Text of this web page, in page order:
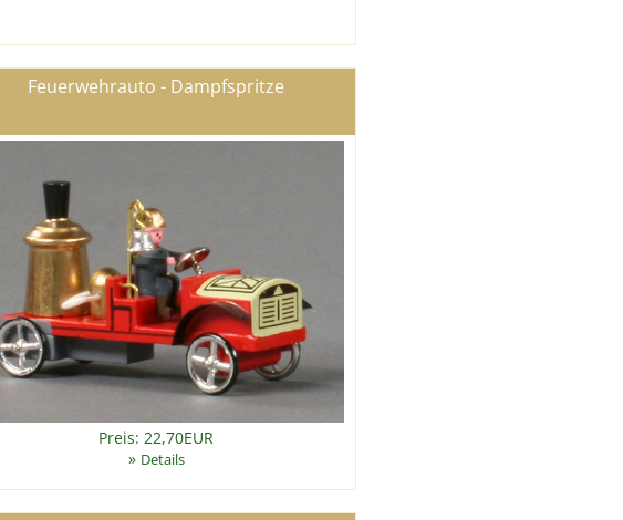
Feuerwehrauto - Dampfspritze
Preis: 22,70EUR
» Details